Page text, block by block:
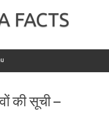
FACTS
की सूची –